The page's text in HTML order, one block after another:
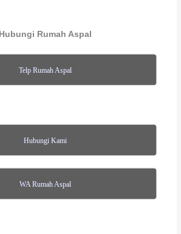
Hubungi Rumah Aspal
Telp Rumah Aspal
Hubungi Kami
WA Rumah Aspal